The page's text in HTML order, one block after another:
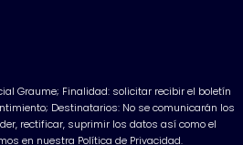
Graume; Finalidad: solicitar recibir el boletín
Destinatarios: No se comunicarán los
rectificar, suprimir los datos así como el
en nuestra Política de Privacidad.